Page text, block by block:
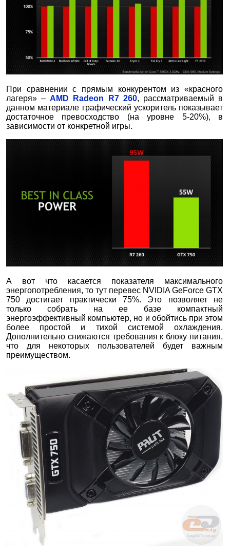
При сравнении с прямым конкурентом из «красного
лагеря» –AMD Radeon R7 260, рассматриваемый в
данном материале графический ускоритель показывает
достаточное превосходство (на уровне 5-20%), в
зависимости от конкретной игры.
А вот что касается показателя максимального
энергопотребления, то тут перевес NVIDIA GeForce GTX
750 достигает практически 75%. Это позволяет не
только собрать на ее базе компактный
энергоэффективный компьютер, но и обойтись при этом
более простой и тихой системой охлаждения.
Дополнительно снижаются требования к блоку питания,
что для некоторых пользователей будет важным
преимуществом.